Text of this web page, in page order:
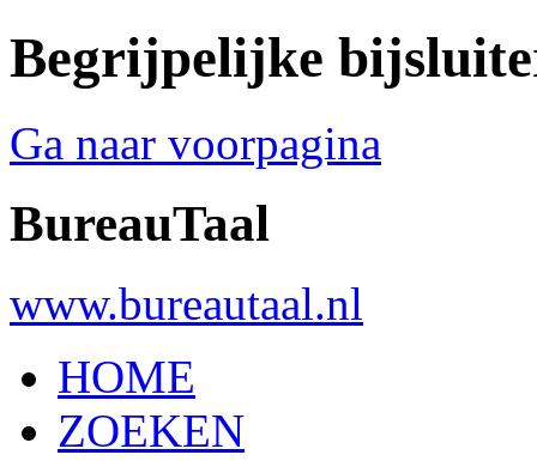
Begrijpelijke
Ga naar voorpagina
BureauTaal
www.bureautaal.nl
HOME
ZOEKEN